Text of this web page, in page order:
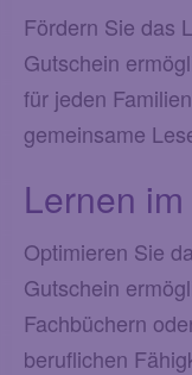
Fördern Sie das
Gutschein
für jeden
gemeinsame
Lernen
Optimieren Sie
Gutschein
Fachbüchern
beruflichen